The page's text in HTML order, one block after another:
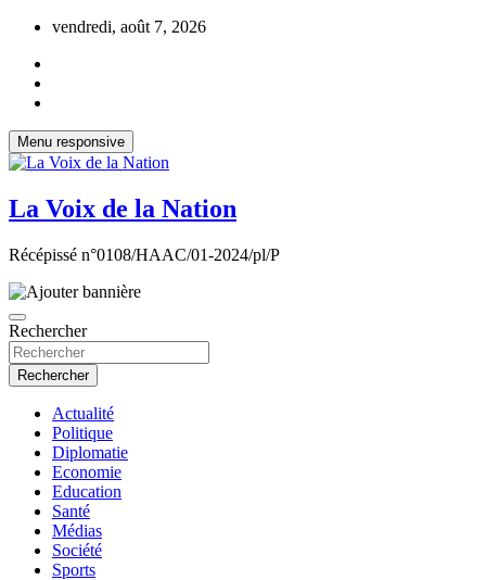
Aller
contenu
vendredi, août 7, 2026
Menu responsive
La Voix de la Nation
Récépissé n°0108/HAAC/01-2024/pl/P
Rechercher
Rechercher
Actualité
Politique
Diplomatie
Economie
Education
Santé
Médias
Société
Sports